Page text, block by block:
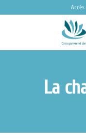
au
La